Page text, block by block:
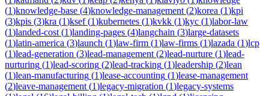
(1)knowledge-base (4)knowledge-management (2)korea (1)kpi
(3)kpis (3)kra (1)ksef(1)kubernetes (1)kvkk (1)kyc (1)labor-law
(1)landed-cost (1)landing-pages (4)langchain (3)large-datasets
(1)latin-america (3)launch (1)law-firm (1)law-firms (1)lazada (1)lcp
(1)lead-generation (3)lead-management (2)lead-nurture (1)lead-
nurturing (1)lead-scoring (2)lead-tracking (1)leadership (2)lean
(1)lean-manufacturing (1)lease-accounting (1)lease-management
(2)leave-management (1)legacy-migration (1)legacy-systems